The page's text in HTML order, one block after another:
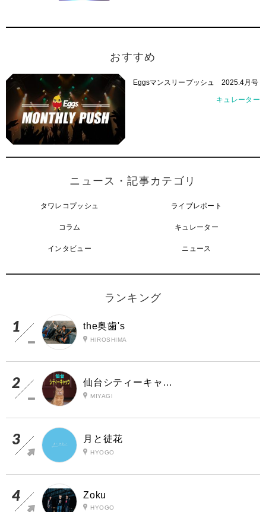
おすすめ
Eggsマンスリープッシュ 2025.4月号
キュレーター
ニュース・記事カテゴリ
タワレコプッシュ ライブレポート
コラム キュレーター
インタビュー ニュース
ランキング
the奥歯's
HIROSHIMA
仙台シティーキャッツ
MIYAGI
月と徒花
HYOGO
Zoku
HYOGO